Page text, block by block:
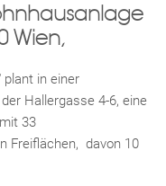
Wien,
plant in einer
Hallergasse 4-6, eine
33
Freiflächen, davon 10